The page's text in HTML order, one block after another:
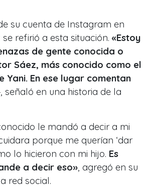
su cuenta de Instagram en
refirió a esta situación. «Estoy
de gente conocida o
Sáez, más conocido como el
Yani. En ese lugar comentan
, señaló en una historia de la
le mandó a decir a mi
porque me querían ‘dar
lo hicieron con mi hijo. Es
a decir eso», agregó en su
red social.